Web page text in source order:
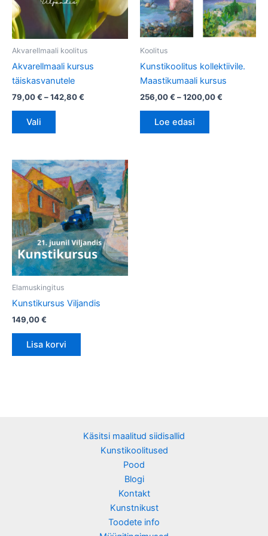
Akvarellmaali koolitus
Akvarellmaali kursus
täiskasvanutele
79,00€ –142,80€
Vali
saab
teha
Koolitus
Kunstikoolitus kollektiivile.
Maastikumaali kursus
256,00€ –1200,00€
Loe edasi
Elamuskingitus
Kunstikursus Viljandis
149,00€
Lisa korvi
Käsitsi maalitud siidisallid
Kunstikoolitused
Pood
Blogi
Kontakt
Kunstnikust
Toodete info